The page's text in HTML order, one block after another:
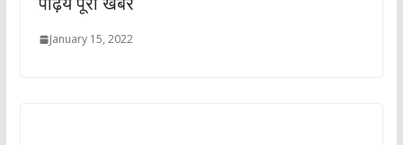
January 15, 2022